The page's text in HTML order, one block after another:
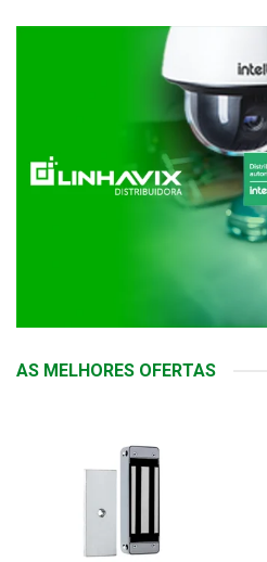
AS MELHORES OFERTAS